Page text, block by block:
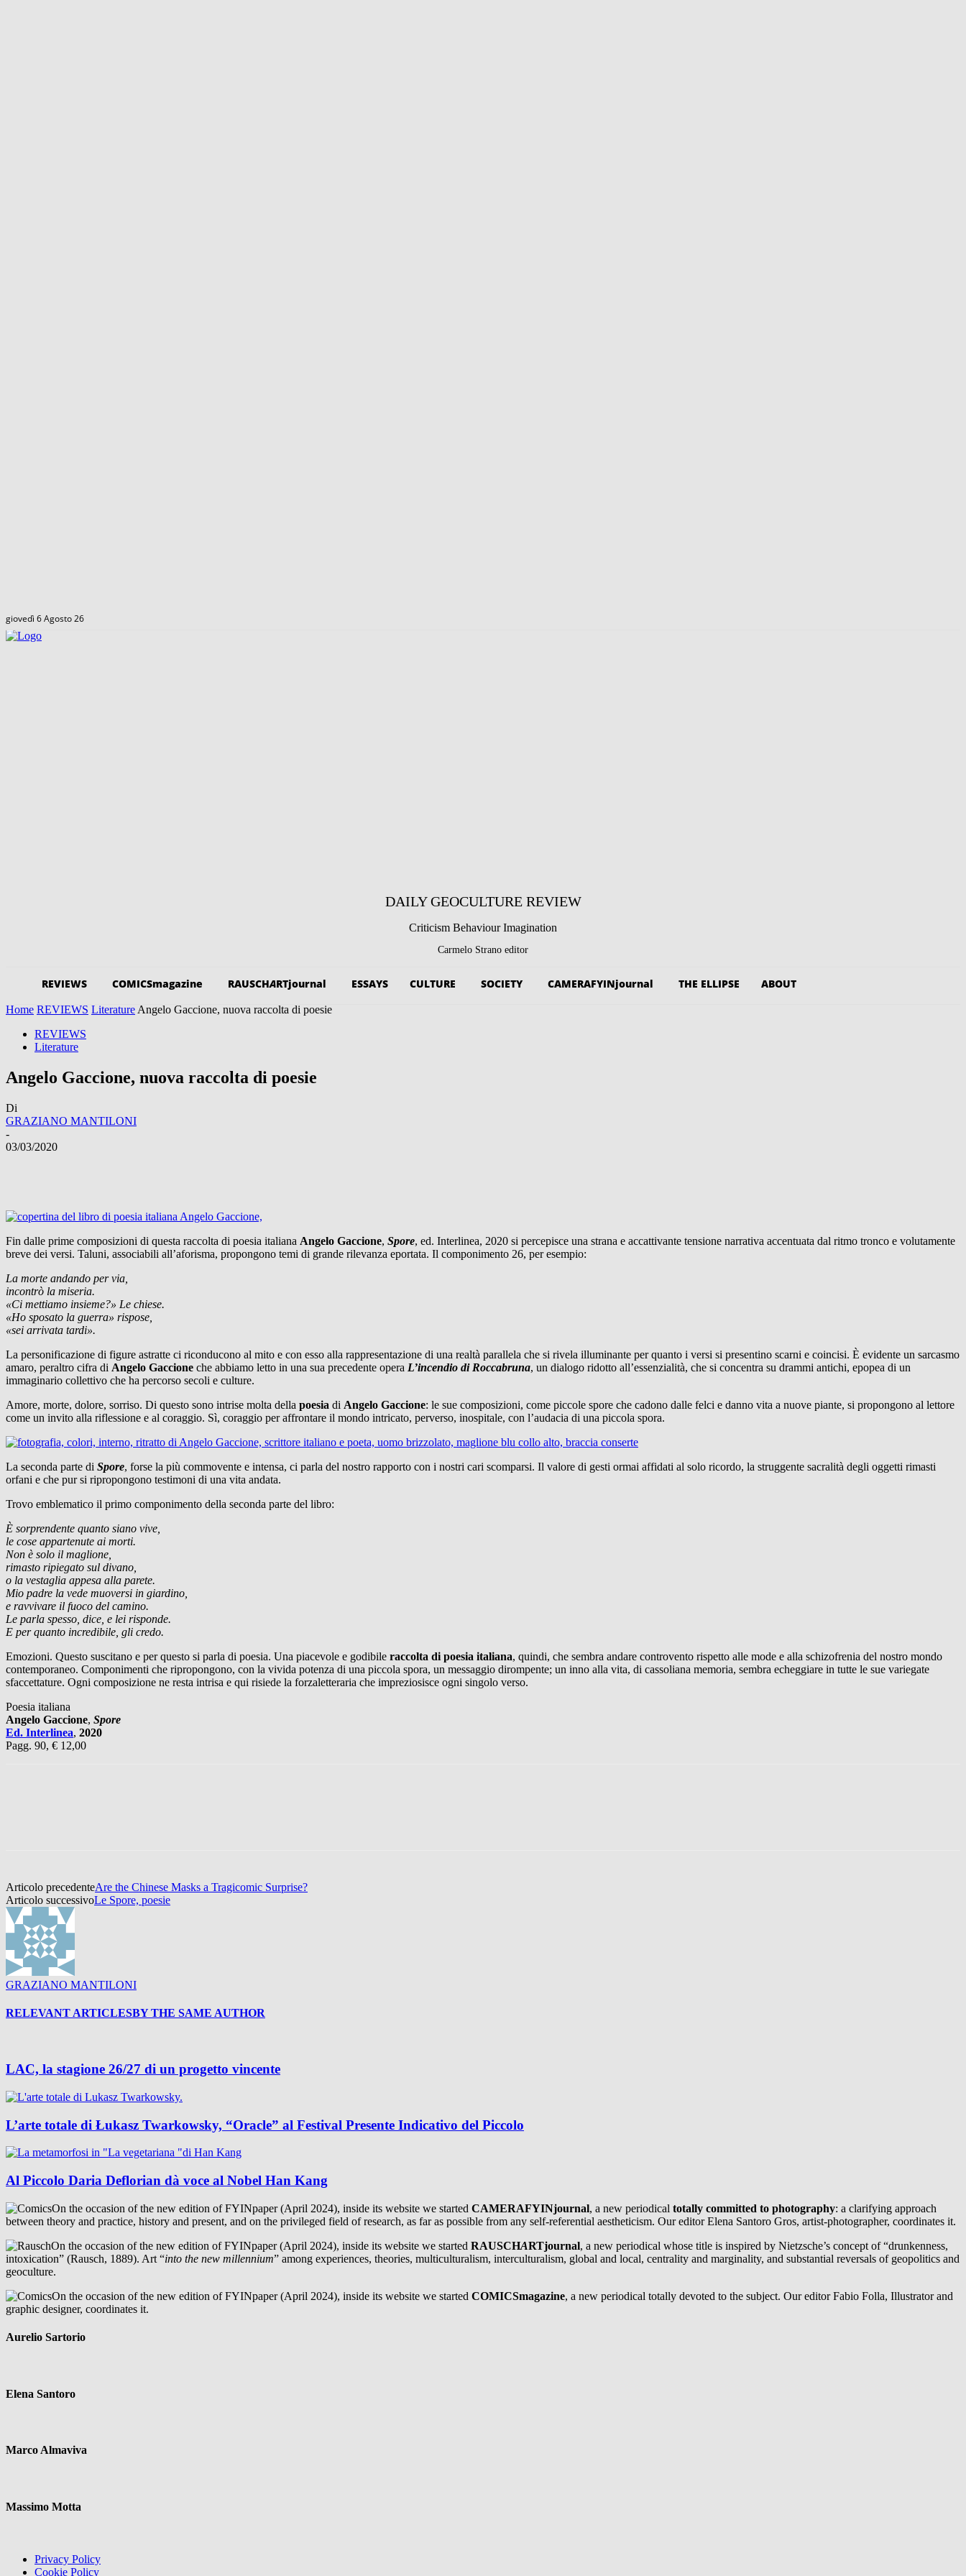
giovedì 6 Agosto 26
DAILY GEOCULTURE REVIEW
Criticism Behaviour Imagination
Carmelo Strano editor
REVIEWS COMICSmagazine RAUSCHARTjournal ESSAYS CULTURE SOCIETY CAMERAFYINjournal THE ELLIPSE ABOUT
Home REVIEWS Literature Angelo Gaccione, nuova raccolta di poesie
REVIEWS
Literature
Angelo Gaccione, nuova raccolta di poesie
Di
GRAZIANO MANTILONI
-
03/03/2020
Fin dalle prime composizioni di questa raccolta di poesia italiana Angelo Gaccione, Spore, ed. Interlinea, 2020 si percepisce una strana e accattivante tensione narrativa accentuata dal ritmo tronco e volutamente
breve dei versi. Taluni, associabili all’aforisma, propongono temi di grande rilevanza eportata. Il componimento 26, per esempio:
La morte andando per via,
incontrò la miseria.
«Ci mettiamo insieme?» Le chiese.
«Ho sposato la guerra» rispose,
«sei arrivata tardi».
La personificazione di figure astratte ci riconducono al mito e con esso alla rappresentazione di una realtà parallela che si rivela illuminante per quanto i versi si presentino scarni e coincisi. È evidente un sarcasmo
amaro, peraltro cifra di Angelo Gaccione che abbiamo letto in una sua precedente opera L’incendio di Roccabruna, un dialogo ridotto all’essenzialità, che si concentra su drammi antichi, epopea di un
immaginario collettivo che ha percorso secoli e culture.
Amore, morte, dolore, sorriso. Di questo sono intrise molta della poesia di Angelo Gaccione: le sue composizioni, come piccole spore che cadono dalle felci e danno vita a nuove piante, si propongono al lettore
come un invito alla riflessione e al coraggio. Sì, coraggio per affrontare il mondo intricato, perverso, inospitale, con l’audacia di una piccola spora.
La seconda parte di Spore, forse la più commovente e intensa, ci parla del nostro rapporto con i nostri cari scomparsi. Il valore di gesti ormai affidati al solo ricordo, la struggente sacralità degli oggetti rimasti
orfani e che pur si ripropongono testimoni di una vita andata.
Trovo emblematico il primo componimento della seconda parte del libro:
È sorprendente quanto siano vive,
le cose appartenute ai morti.
Non è solo il maglione,
rimasto ripiegato sul divano,
o la vestaglia appesa alla parete.
Mio padre la vede muoversi in giardino,
e ravvivare il fuoco del camino.
Le parla spesso, dice, e lei risponde.
E per quanto incredibile, gli credo.
Emozioni. Questo suscitano e per questo si parla di poesia. Una piacevole e godibile raccolta di poesia italiana, quindi, che sembra andare controvento rispetto alle mode e alla schizofrenia del nostro mondo
contemporaneo. Componimenti che ripropongono, con la vivida potenza di una piccola spora, un messaggio dirompente; un inno alla vita, di cassoliana memoria, sembra echeggiare in tutte le sue variegate
sfaccettature. Ogni composizione ne resta intrisa e qui risiede la forzaletteraria che impreziosisce ogni singolo verso.
Poesia italiana
Angelo Gaccione, Spore
Ed. Interlinea, 2020
Pagg. 90, € 12,00
Articolo precedenteAre the Chinese Masks a Tragicomic Surprise?
Articolo successivoLe Spore, poesie
GRAZIANO MANTILONI
RELEVANT ARTICLESBY THE SAME AUTHOR
LAC, la stagione 26/27 di un progetto vincente
L’arte totale di Łukasz Twarkowsky, “Oracle” al Festival Presente Indicativo del Piccolo
Al Piccolo Daria Deflorian dà voce al Nobel Han Kang
On the occasion of the new edition of FYINpaper (April 2024), inside its website we started CAMERAFYINjournal, a new periodical totally committed to photography: a clarifying approach
between theory and practice, history and present, and on the privileged field of research, as far as possible from any self-referential aestheticism. Our editor Elena Santoro Gros, artist-photographer, coordinates it.
On the occasion of the new edition of FYINpaper (April 2024), inside its website we started RAUSCHARTjournal, a new periodical whose title is inspired by Nietzsche’s concept of “drunkenness,
intoxication” (Rausch, 1889). Art “into the new millennium” among experiences, theories, multiculturalism, interculturalism, global and local, centrality and marginality, and substantial reversals of geopolitics and
geoculture.
On the occasion of the new edition of FYINpaper (April 2024), inside its website we started COMICSmagazine, a new periodical totally devoted to the subject. Our editor Fabio Folla, Illustrator and
graphic designer, coordinates it.
Aurelio Sartorio
Elena Santoro
Marco Almaviva
Massimo Motta
Privacy Policy
Cookie Policy